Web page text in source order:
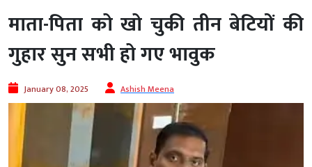
माता-पिता को खो चुकी तीन बेटियों की
गुहार सुन सभी हो गए भावुक
January 08, 2025 Ashish Meena